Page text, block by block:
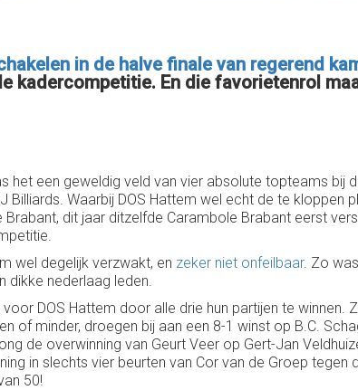
in de halve finale van regerend
kadercompetitie. En die favorietenrol
het een geweldig veld van vier absolute topteams bij
Billiards. Waarbij DOS Hattem wel echt de te
dit jaar ditzelfde Carambole Brabant eerst
wel degelijk verzwakt, en zeker niet onfeilbaar. Zo
dikke nederlaag leden.
DOS Hattem door alle drie hun partijen te winnen.
of minder, droegen bij aan een 8-1 winst op B.C.
de overwinning van Geurt Veer op Gert-Jan
in slechts vier beurten van Cor van de Groep tegen
50!